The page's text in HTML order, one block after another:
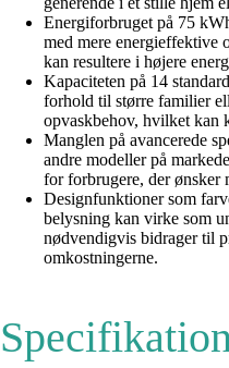
Energiforbruget på 75
med mere energieffektive
kan resultere i højere
Kapaciteten på 14
forhold til større familier
opvaskbehov, hvilket kan
Manglen på avancerede
andre modeller på
for forbrugere, der ønsker
Designfunktioner som
belysning kan virke som
nødvendigvis bidrager til
omkostningerne.